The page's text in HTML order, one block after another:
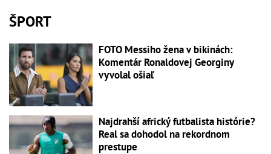
ŠPORT
FOTO Messiho žena v bikinách:
Komentár Ronaldovej Georginy
vyvolal ošiaľ
Najdrahší africký futbalista histórie?
Real sa dohodol na rekordnom
prestupe